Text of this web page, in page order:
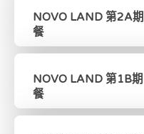
NOVO LAND 第2A
餐
NOVO LAND 第1B
餐